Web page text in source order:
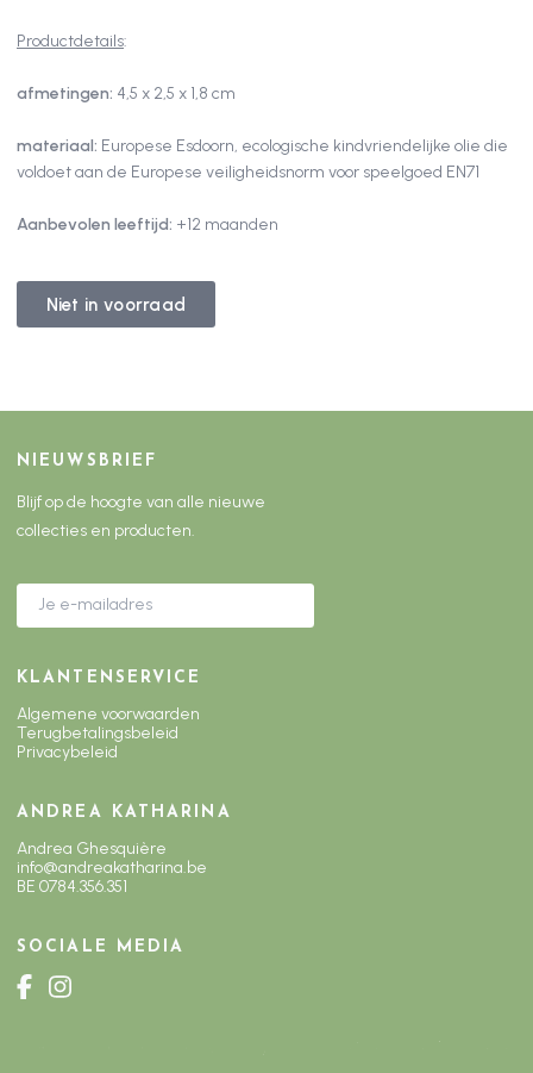
Productdetails:
afmetingen: 4,5 x 2,5 x 1,8 cm
materiaal: Europese Esdoorn, ecologische kindvriendelijke olie die
voldoet aan de Europese veiligheidsnorm voor speelgoed EN71
Aanbevolen leeftijd: +12 maanden
Niet in voorraad
NIEUWSBRIEF
Blijf op de hoogte van alle nieuwe
collecties en producten.
KLANTENSERVICE
Algemene voorwaarden
Terugbetalingsbeleid
Privacybeleid
ANDREA KATHARINA
Andrea Ghesquière
info@andreakatharina.be
BE 0784.356.351
SOCIALE MEDIA